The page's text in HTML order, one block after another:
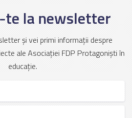
te la newsletter
și vei primi informații despre
ale Asociației FDP Protagoniști în
educație.